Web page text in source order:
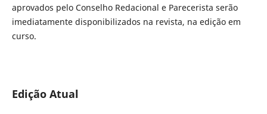
aprovados pelo Conselho Redacional e Parecerista serão
imediatamente disponibilizados na revista, na edição em
curso.
Edição Atual